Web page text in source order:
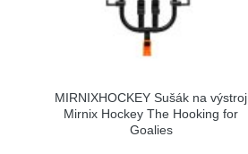
MIRNIXHOCKEY Sušák na výstroj
Mirnix Hockey The Hooking for
Goalies